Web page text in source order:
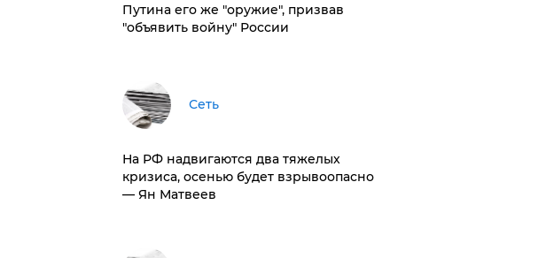
Путина его же "оружие", призвав
"объявить войну" России
Сеть
На РФ надвигаются два тяжелых
кризиса, осенью будет взрывоопасно
— Ян Матвеев